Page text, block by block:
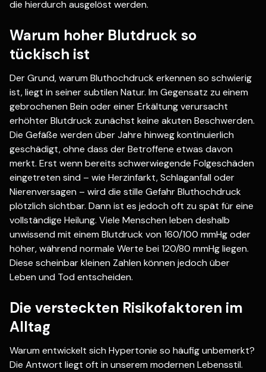
die hierdurch ausgelöst werden.
Warum hoher Blutdruck so
tückisch ist
Der Grund, warum Bluthochdruck erkennen so schwierig
ist, liegt in seiner subtilen Natur. Im Gegensatz zu einem
gebrochenen Bein oder einer Erkältung verursacht
erhöhter Blutdruck zunächst keine akuten Beschwerden.
Die Gefäße werden über Jahre hinweg kontinuierlich
geschädigt, ohne dass der Betroffene etwas davon
merkt. Erst wenn bereits schwerwiegende Folgeschäden
eingetreten sind – wie Herzinfarkt, Schlaganfall oder
Nierenversagen – wird die stille Gefahr Bluthochdruck
plötzlich sichtbar. Dann ist es jedoch oft zu spät für eine
vollständige Heilung. Viele Menschen leben deshalb
unwissend mit einem Blutdruck von 160/100 mmHg oder
höher, während normale Werte bei 120/80 mmHg liegen.
Diese scheinbar kleinen Zahlen können jedoch über
Leben und Tod entscheiden.
Die versteckten Risikofaktoren im
Alltag
Warum entwickelt sich Hypertonie so häufig unbemerkt?
Die Antwort liegt oft in unserem modernen Lebensstil.